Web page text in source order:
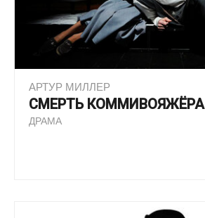
АРТУР МИЛЛЕР
СМЕРТЬ КОММИВОЯЖЁРА
ДРАМА